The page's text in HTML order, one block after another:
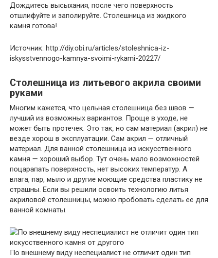
Дождитесь высыхания, после чего поверхность
отшлифуйте и заполируйте. Столешница из жидкого
камня готова!
Источник: http://diy.obi.ru/articles/stoleshnica-iz-
iskysstvennogo-kamnya-svoimi-rykami-20227/
Столешница из литьевого акрила своими
руками
Многим кажется, что цельная столешница без швов —
лучший из возможных вариантов. Проще в уходе, не
может быть протечек. Это так, но сам материал (акрил) не
везде хорош в эксплуатации. Сам акрил — отличный
материал. Для ванной столешница из искусственного
камня — хороший выбор. Тут очень мало возможностей
поцарапать поверхность, нет высоких температур. А
влага, пар, мыло и другие моющие средства пластику не
страшны. Если вы решили освоить технологию литья
акриловой столешницы, можно пробовать сделать ее для
ванной комнаты.
По внешнему виду неспециалист не отличит один тип